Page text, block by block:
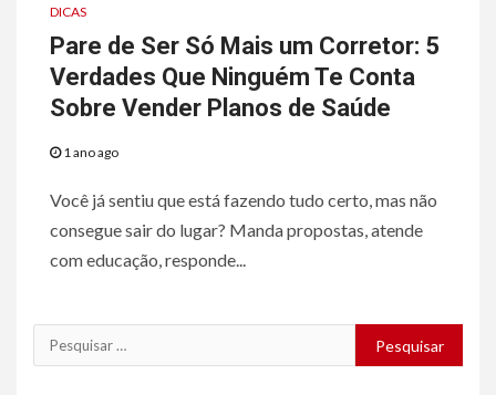
DICAS
Pare de Ser Só Mais um Corretor: 5
Verdades Que Ninguém Te Conta
Sobre Vender Planos de Saúde
1 ano ago
Você já sentiu que está fazendo tudo certo, mas não
consegue sair do lugar? Manda propostas, atende
com educação, responde...
Pesquisar
por: